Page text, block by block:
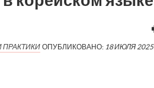
ПРАКТИКИ ОПУБЛИКОВАНО: 18 ИЮЛЯ 2025